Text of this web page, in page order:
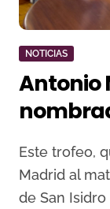
NOTICIAS
Antonio
Taurino
Rioja y
Este trofeo, que concede el Centro Riojano de
Madrid al
de San Isidro